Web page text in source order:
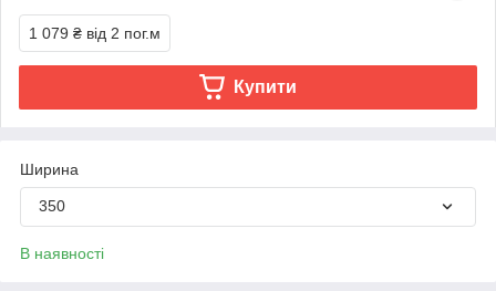
1 079 ₴ від 2 пог.м
Купити
Ширина
350
В наявності